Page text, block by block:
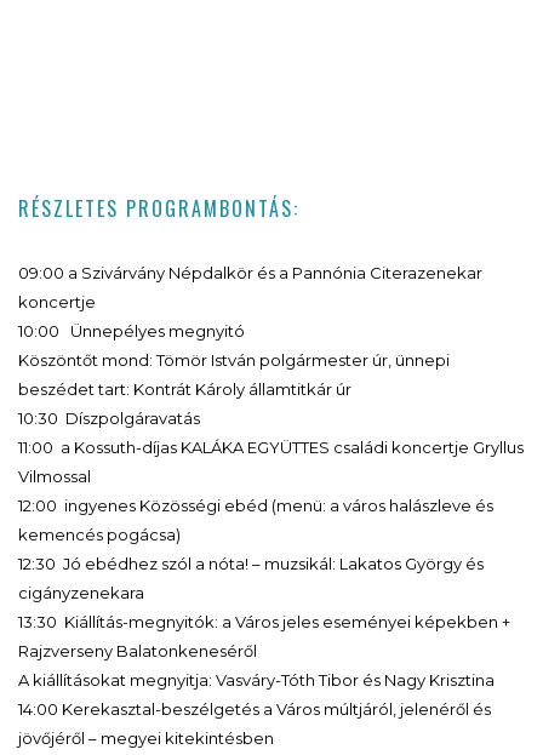
RÉSZLETES PROGRAMBONTÁS:
09:00 a Szivárvány Népdalkör és a Pannónia Citerazenekar
koncertje
10:00 Ünnepélyes megnyitó
Köszöntőt mond: Tömör István polgármester úr, ünnepi
beszédet tart: Kontrát Károly államtitkár úr
10:30 Díszpolgáravatás
11:00 a Kossuth-díjas KALÁKA EGYÜTTES családi koncertje Gryllus
Vilmossal
12:00 ingyenes Közösségi ebéd (menü: a város halászleve és
kemencés pogácsa)
12:30 Jó ebédhez szól a nóta! – muzsikál: Lakatos György és
cigányzenekara
13:30 Kiállítás-megnyitók: a Város jeles eseményei képekben +
Rajzverseny Balatonkeneséről
A kiállításokat megnyitja: Vasváry-Tóth Tibor és Nagy Krisztina
14:00 Kerekasztal-beszélgetés a Város múltjáról, jelenéről és
jövőjéről – megyei kitekintésben